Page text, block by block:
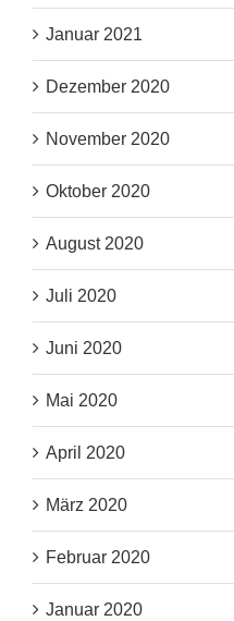
Januar 2021
Dezember 2020
November 2020
Oktober 2020
August 2020
Juli 2020
Juni 2020
Mai 2020
April 2020
März 2020
Februar 2020
Januar 2020